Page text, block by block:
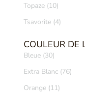
Topaze (10)
Tsavorite (4)
COULEUR DE
Bleue (30)
Extra Blanc (76)
Orange (11)